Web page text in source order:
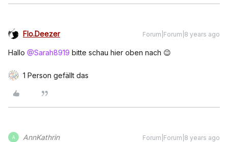
Flo.Deezer Forum|Forum|8 years ago
Hallo @Sarah8919 bitte schau hier oben nach 😉
1 Person gefällt das
A AnnKathrin Forum|Forum|8 years ago